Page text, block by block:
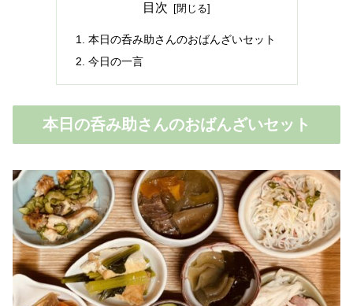
目次
本日の呑み助さんのおばんざいセット
今日の一言
本日の呑み助さんのおばんざいセット